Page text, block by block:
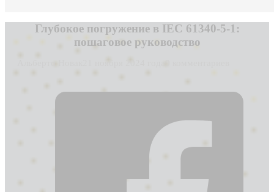
Глубокое погружение в IEC 61340-5-1:
пошаговое руководство
21 ноября 2024 года